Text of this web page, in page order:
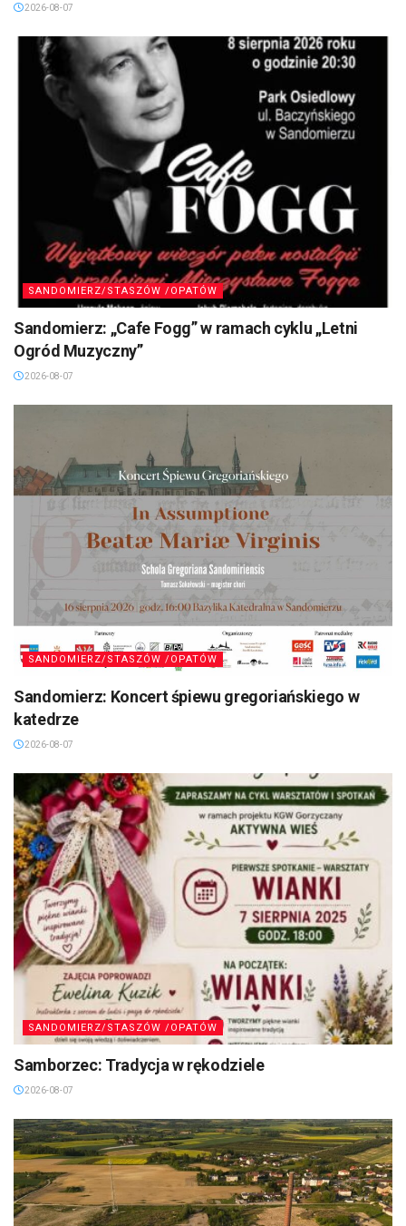
2026-08-07
SANDOMIERZ/STASZÓW /OPATÓW
Sandomierz: „Cafe Fogg” w ramach cyklu „Letni
Ogród Muzyczny”
2026-08-07
SANDOMIERZ/STASZÓW /OPATÓW
Sandomierz: Koncert śpiewu gregoriańskiego w
katedrze
2026-08-07
SANDOMIERZ/STASZÓW /OPATÓW
Samborzec: Tradycja w rękodziele
2026-08-07